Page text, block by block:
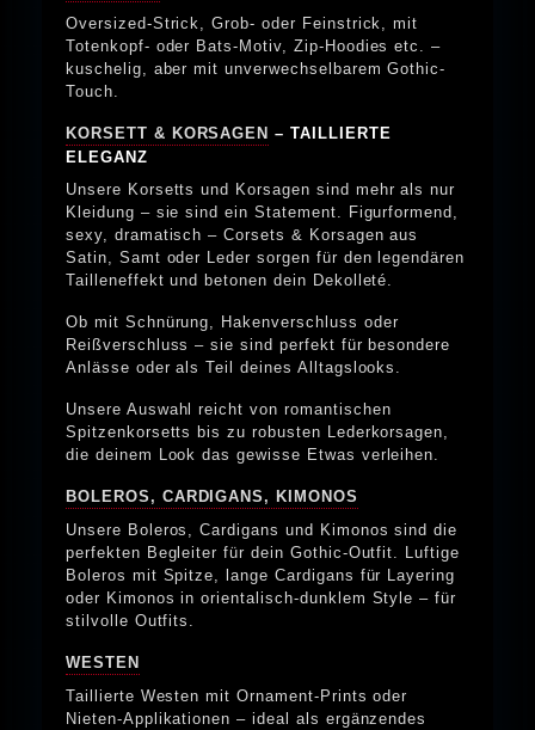
Oversized-Strick, Grob- oder Feinstrick, mit
Totenkopf- oder Bats-Motiv, Zip-Hoodies etc. –
kuschelig, aber mit unverwechselbarem Gothic-
Touch.
KORSETT & KORSAGEN – TAILLIERTE
ELEGANZ
Unsere Korsetts und Korsagen sind mehr als nur
Kleidung – sie sind ein Statement. Figurformend,
sexy, dramatisch – Corsets & Korsagen aus
Satin, Samt oder Leder sorgen für den legendären
Tailleneffekt und betonen dein Dekolleté.
Ob mit Schnürung, Hakenverschluss oder
Reißverschluss – sie sind perfekt für besondere
Anlässe oder als Teil deines Alltagslooks.
Unsere Auswahl reicht von romantischen
Spitzenkorsetts bis zu robusten Lederkorsagen,
die deinem Look das gewisse Etwas verleihen.
BOLEROS, CARDIGANS, KIMONOS
Unsere Boleros, Cardigans und Kimonos sind die
perfekten Begleiter für dein Gothic-Outfit. Luftige
Boleros mit Spitze, lange Cardigans für Layering
oder Kimonos in orientalisch-dunklem Style – für
stilvolle Outfits.
WESTEN
Taillierte Westen mit Ornament-Prints oder
Nieten-Applikationen – ideal als ergänzendes